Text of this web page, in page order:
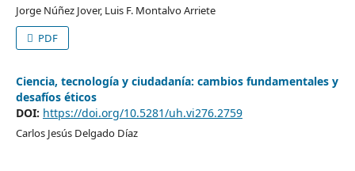
Jorge Núñez Jover, Luis F. Montalvo Arriete
PDF
Ciencia, tecnología y ciudadanía: cambios fundamentales y
desafíos éticos
DOI: https://doi.org/10.5281/uh.vi276.2759
Carlos Jesús Delgado Díaz